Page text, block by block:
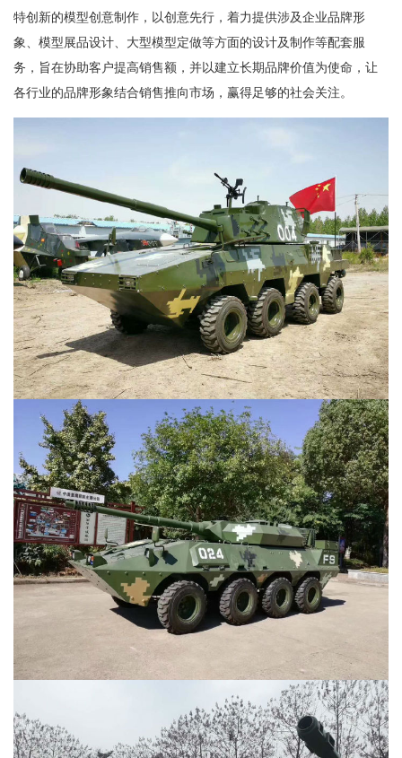
特创新的模型创意制作，以创意先行，着力提供涉及企业品牌形
象、模型展品设计、大型模型定做等方面的设计及制作等配套服
务，旨在协助客户提高销售额，并以建立长期品牌价值为使命，让
各行业的品牌形象结合销售推向市场，赢得足够的社会关注。